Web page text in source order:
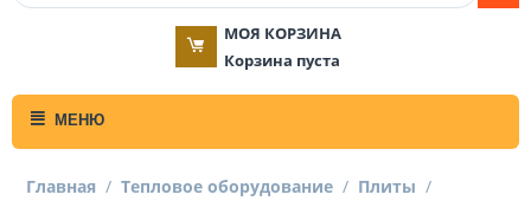
МОЯ КОРЗИНА
Корзина пуста
МЕНЮ
Главная / Тепловое оборудование / Плиты /